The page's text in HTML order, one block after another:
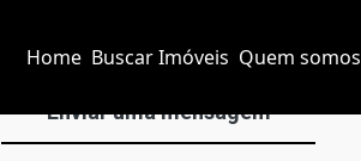
Home Buscar Imóveis Quem somos
Enviar uma mensagem